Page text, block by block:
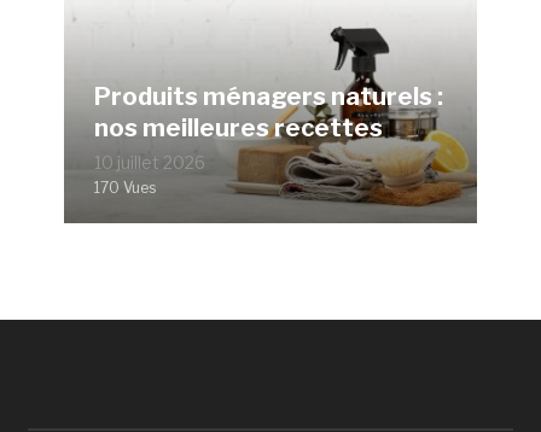
Produits ménagers naturels :
nos meilleures recettes
10 juillet 2026
170 Vues